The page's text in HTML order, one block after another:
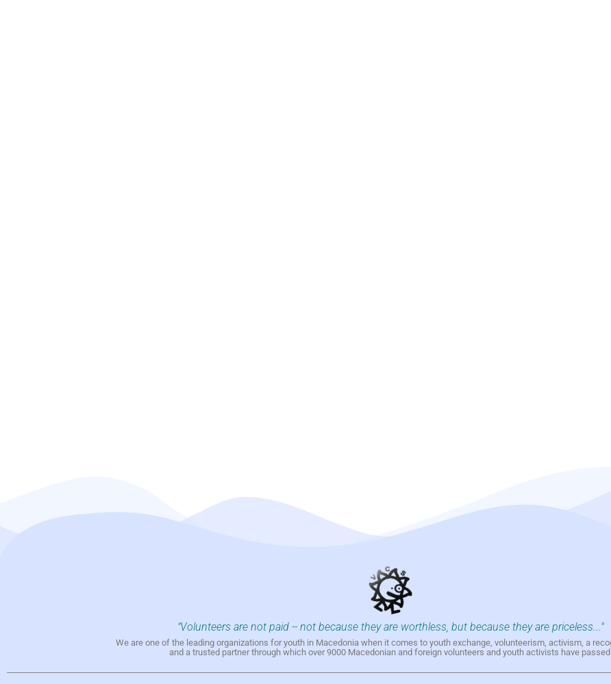
"Volunteers are not paid -- not because they are worthless, but because they are priceless..."
We are one of the leading organizations for youth in Macedonia when it comes to youth exchange, volunteerism, activism, a
and a trusted partner through which over 9000 Macedonian and foreign volunteers and youth activists have